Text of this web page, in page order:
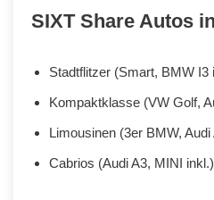
SIXT Share Autos
Stadtflitzer (Smart, BMW I3
Kompaktklasse (VW Golf,
Limousinen (3er BMW, Audi
Cabrios (Audi A3, MINI inkl.)